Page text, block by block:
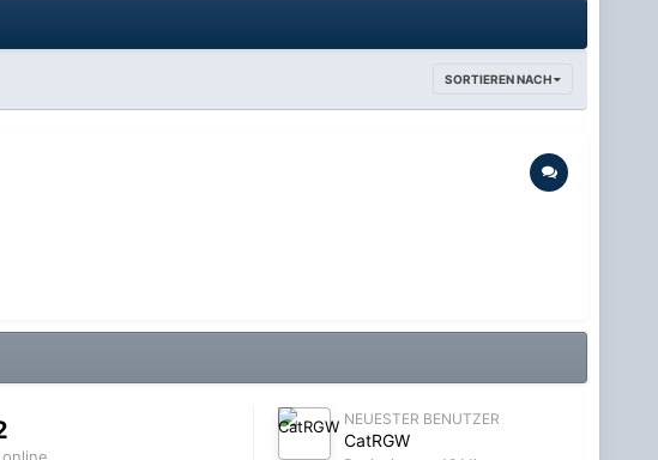
SORTIEREN NACH
NEUESTER BENUTZER
CatRGW